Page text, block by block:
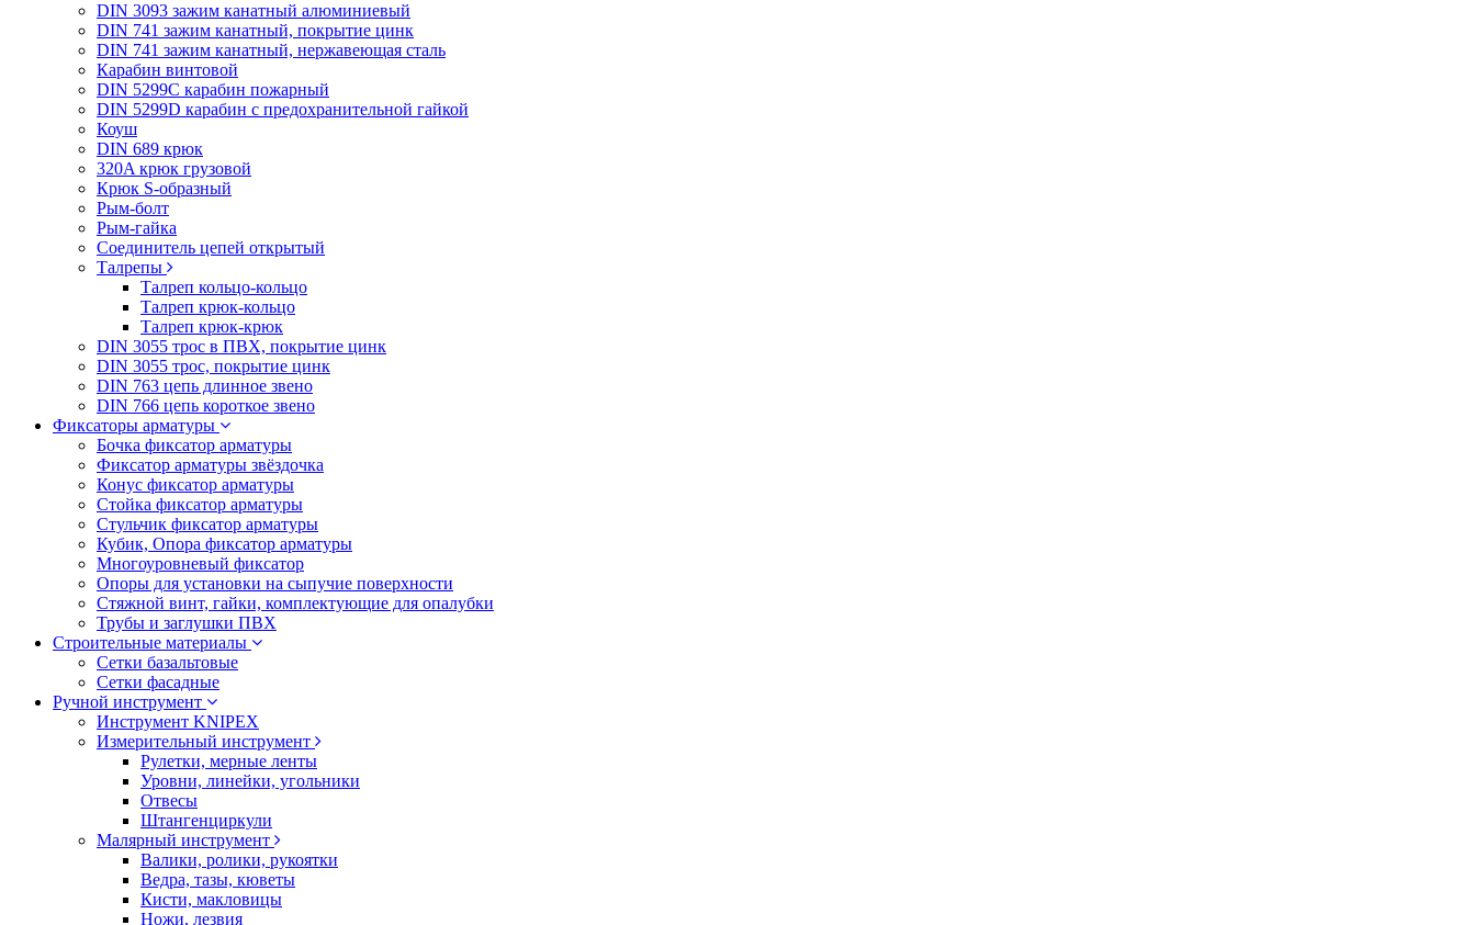
DIN 3093 зажим канатный алюминиевый
DIN 741 зажим канатный, покрытие цинк
DIN 741 зажим канатный, нержавеющая сталь
Карабин винтовой
DIN 5299C карабин пожарный
DIN 5299D карабин с предохранительной гайкой
Коуш
DIN 689 крюк
320A крюк грузовой
Крюк S-образный
Рым-болт
Рым-гайка
Соединитель цепей открытый
Талрепы
Талреп кольцо-кольцо
Талреп крюк-кольцо
Талреп крюк-крюк
DIN 3055 трос в ПВХ, покрытие цинк
DIN 3055 трос, покрытие цинк
DIN 763 цепь длинное звено
DIN 766 цепь короткое звено
Фиксаторы арматуры
Бочка фиксатор арматуры
Фиксатор арматуры звёздочка
Конус фиксатор арматуры
Стойка фиксатор арматуры
Стульчик фиксатор арматуры
Кубик, Опора фиксатор арматуры
Многоуровневый фиксатор
Опоры для установки на сыпучие поверхности
Стяжной винт, гайки, комплектующие для опалубки
Трубы и заглушки ПВХ
Строительные материалы
Сетки базальтовые
Сетки фасадные
Ручной инструмент
Инструмент KNIPEX
Измерительный инструмент
Рулетки, мерные ленты
Уровни, линейки, угольники
Отвесы
Штангенциркули
Малярный инструмент
Валики, ролики, рукоятки
Ведра, тазы, кюветы
Кисти, макловицы
Ножи, лезвия